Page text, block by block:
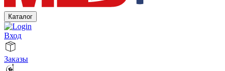
Каталог
Вход
Заказы